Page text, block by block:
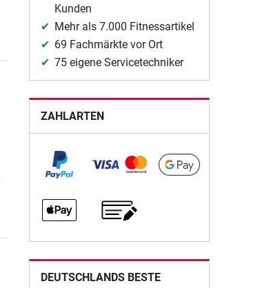
Kunden
Mehr als 7.000 Fitnessartikel
69 Fachmärkte vor Ort
75 eigene Servicetechniker
ZAHLARTEN
DEUTSCHLANDS BESTE